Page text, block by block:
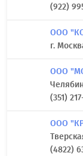
(922)
ООО
г.
ООО
(351)
ООО
(4822)